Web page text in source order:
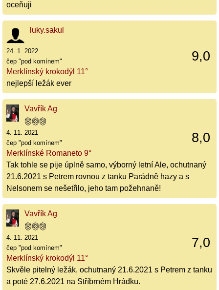
oceňuji
luky.sakul
9,0
24. 1. 2022
čep "pod komínem"
Merklínský krokodýl 11°
nejlepší ležák ever
Vavřík Ag
8,0
4. 11. 2021
čep "pod komínem"
Merklínské Romaneto 9°
Tak tohle se pije úplně samo, výborný letní Ale, ochutnaný
21.6.2021 s Petrem rovnou z tanku Parádně hazy a s
Nelsonem se nešetřilo, jeho tam požehnaně!
Vavřík Ag
7,0
4. 11. 2021
čep "pod komínem"
Merklínský krokodýl 11°
Skvěle pitelný ležák, ochutnaný 21.6.2021 s Petrem z tanku
a poté 27.6.2021 na Stříbrném Hrádku.